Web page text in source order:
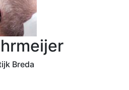
Breda